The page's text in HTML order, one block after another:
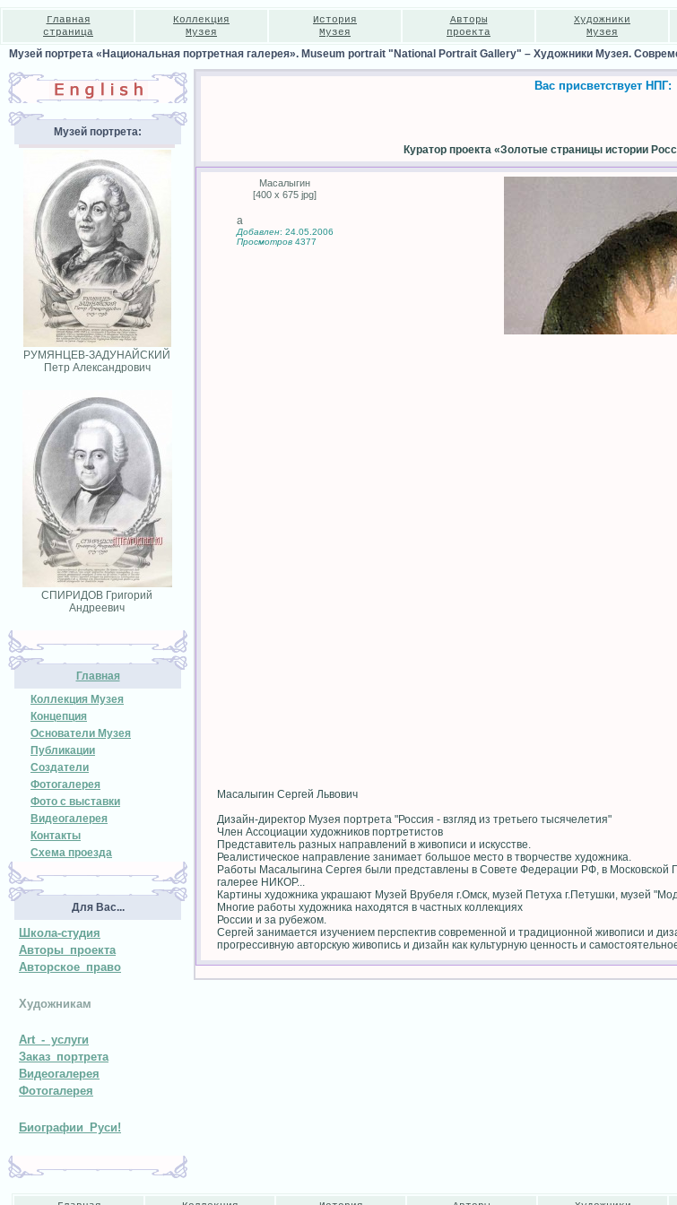
Главная
страница
Коллекция
Музея
История
Музея
Авторы
проекта
Художники
Музея
Музей портрета «Национальная портретная галерея». Museum portrait "National Portrait Gallery" – Художники Музея.
Музей портрета:
РУМЯНЦЕВ-ЗАДУНАЙСКИЙ
Петр Александрович
СПИРИДОВ Григорий
Андреевич
Главная
Коллекция Музея
Концепция
Основатели Музея
Публикации
Создатели
Фотогалерея
Фото с выставки
Видеогалерея
Контакты
Схема проезда
Для Вас...
Школа-студия
Авторы проекта
Авторское право
Художникам
Art - услуги
Заказ портрета
Видеогалерея
Фотогалерея
Биографии Руси!
Вас присветствует НПГ:
Куратор проекта «Золотые страницы истории
Масалыгин
[400 x 675 jpg]
а
Добавлен: 24.05.2006
Просмотров4377
Масалыгин Сергей Львович
Дизайн-директор Музея портрета "Россия - взгляд из третьего тысячелетия"
Член Ассоциации художников портретистов
Представитель разных направлений в живописи и искусстве.
Реалистическое направление занимает большое место в творчестве художника.
Работы Масалыгина Сергея были представлены в Совете Федерации РФ, в Московской
галерее НИКОР...
Картины художника украшают Музей Врубеля г.Омск, музей Петуха г.Петушки, музей
Многие работы художника находятся в частных коллекциях
России и за рубежом.
Сергей занимается изучением перспектив современной и традиционной живописи и
прогрессивную авторскую живопись и дизайн как культурную ценность и